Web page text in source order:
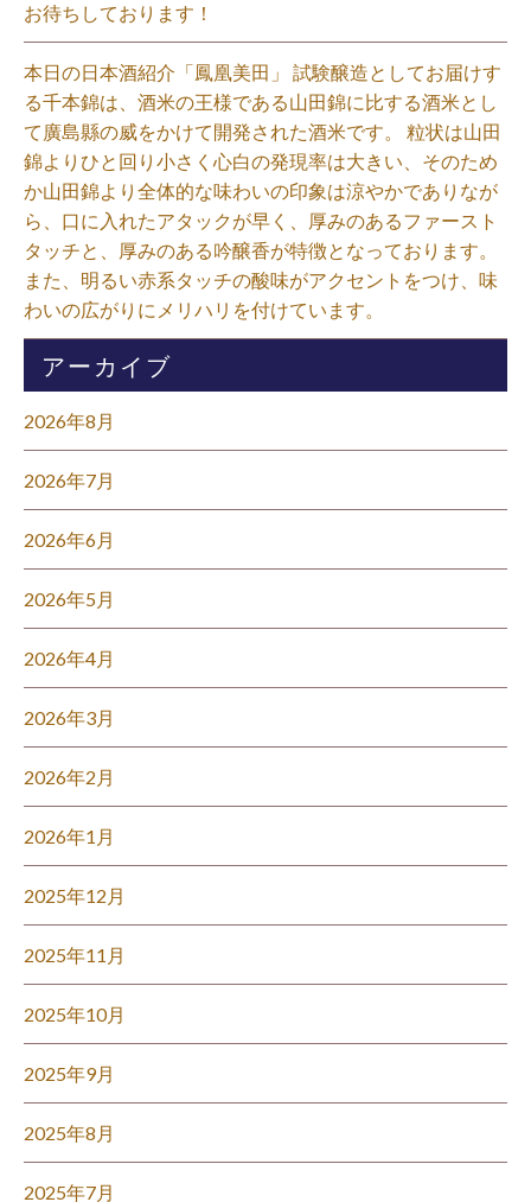
お待ちしております！⁡
本日の日本酒紹介「鳳凰美田」 試験醸造としてお届けす
る千本錦は、酒米の王様である山田錦に比する酒米とし
て廣島縣の威をかけて開発された酒米です。 粒状は山田
錦よりひと回り小さく心白の発現率は大きい、そのため
か山田錦より全体的な味わいの印象は涼やかでありなが
ら、口に入れたアタックが早く、厚みのあるファースト
タッチと、厚みのある吟醸香が特徴となっております。
また、明るい赤系タッチの酸味がアクセントをつけ、味
わいの広がりにメリハリを付けています。⁡
アーカイブ
2026年8月
2026年7月
2026年6月
2026年5月
2026年4月
2026年3月
2026年2月
2026年1月
2025年12月
2025年11月
2025年10月
2025年9月
2025年8月
2025年7月